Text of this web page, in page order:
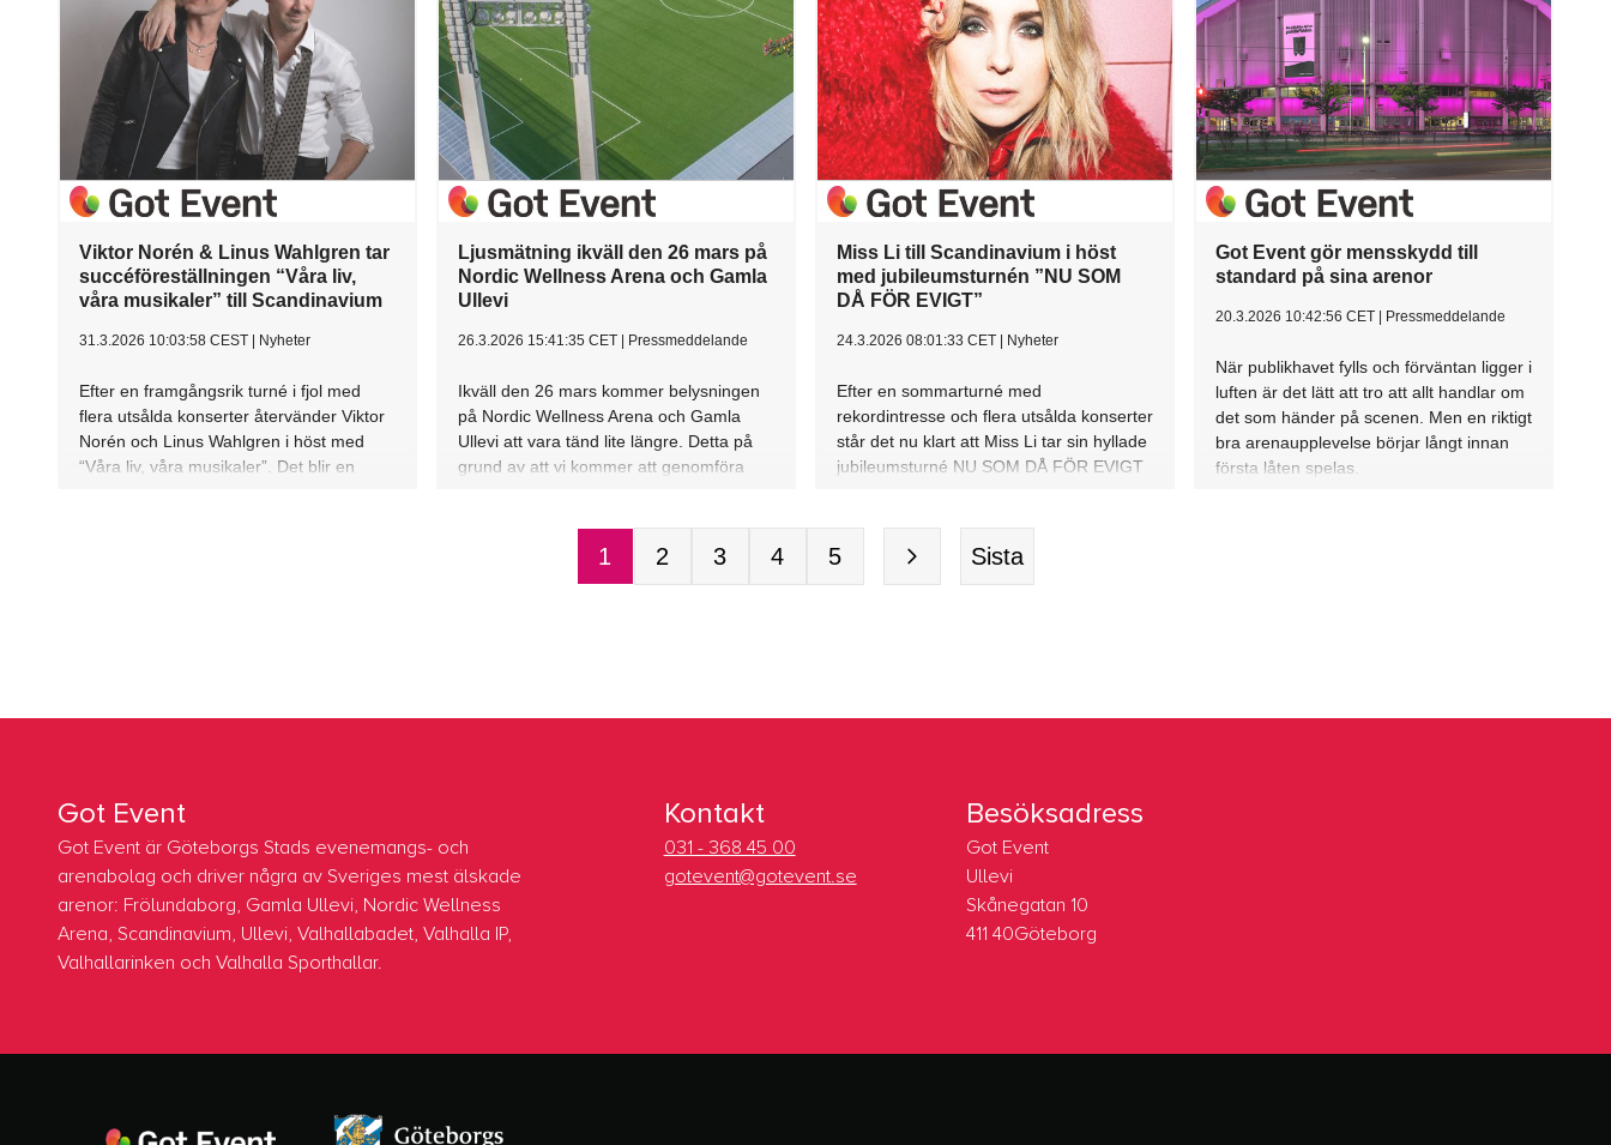
Got Event
Got Event är Göteborgs Stads evenemangs- och
arenabolag och driver några av Sveriges mest älskade
arenor: Frölundaborg, Gamla Ullevi, Nordic Wellness
Arena, Scandinavium, Ullevi, Valhallabadet, Valhalla IP,
Valhallarinken och Valhalla Sporthallar.
Kontakt
031 - 368 45 00
gotevent@gotevent.se
Besöksadress
Got Event
Ullevi
Skånegatan 10
411 40Göteborg